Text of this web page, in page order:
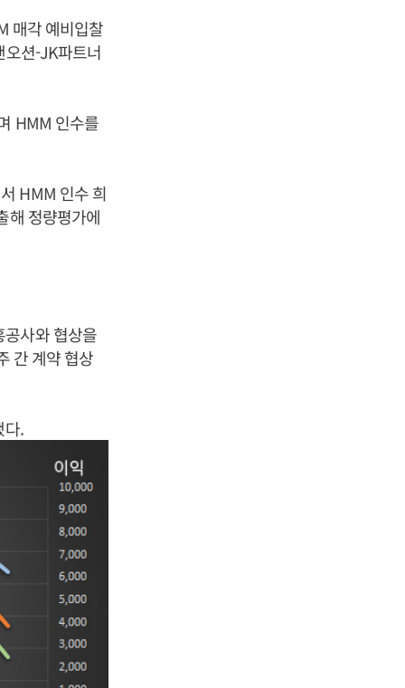
매각 예비입찰
션-JK파트너
HMM 인수를
HMM 인수 희
해 정량평가에
사와 협상을
간 계약 협상
다.